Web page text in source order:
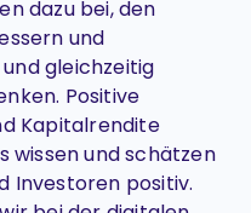
dazu bei, den
und
gleichzeitig
Positive
Kapitalrendite
wissen und schätzen
Investoren positiv.